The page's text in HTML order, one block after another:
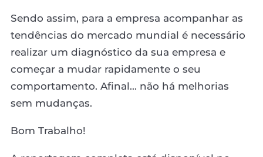
Sendo assim, para a empresa acompanhar as
tendências do mercado mundial é necessário
realizar um diagnóstico da sua empresa e
começar a mudar rapidamente o seu
comportamento. Afinal... não há melhorias
sem mudanças.
Bom Trabalho!